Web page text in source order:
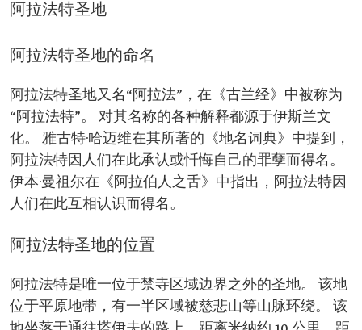
阿拉法特圣地
阿拉法特圣地的命名
阿拉法特圣地又名“阿拉法”，在《古兰经》中被称为
“阿拉法特”。 对其名称的各种解释都源于伊斯兰文
化。 雅古特·哈迈维在其所著的《地名词典》中提到，
阿拉法特因人们在此承认或忏悔自己的罪孽而得名。
伊本·曼祖尔在《阿拉伯人之舌》中指出，阿拉法特因
人们在此互相认识而得名。
阿拉法特圣地的位置
阿拉法特是唯一位于禁寺区域边界之外的圣地。 该地
位于平原地带，有一半区域被慈悲山等山脉环绕。 该